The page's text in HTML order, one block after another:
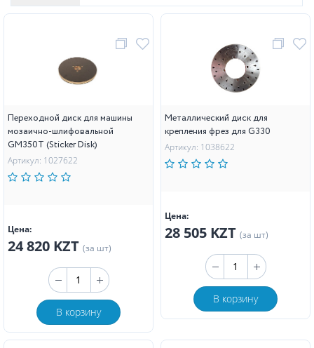
Переходной диск для машины
мозаично-шлифовальной
GM350T (Sticker Disk)
Артикул: 1027622
Цена:
24 820 KZT (за шт)
В корзину
Металлический диск для
крепления фрез для G330
Артикул: 1038622
Цена:
28 505 KZT (за шт)
В корзину